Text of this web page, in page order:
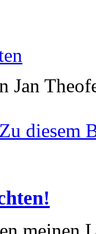
Jan
Zu diesem